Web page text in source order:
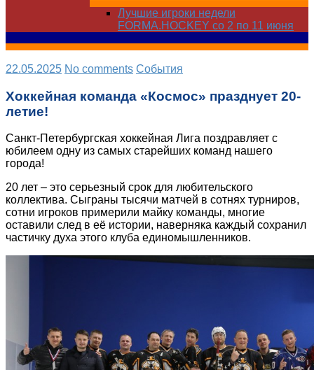
Лучшие игроки недели
FORMA.HOCKEY со 2 по 11 июня
22.05.2025 No comments Cобытия
Хоккейная команда «Космос» празднует 20-
летие!
Санкт-Петербургская хоккейная Лига поздравляет с
юбилеем одну из самых старейших команд нашего
города!
20 лет – это серьезный срок для любительского
коллектива. Сыграны тысячи матчей в сотнях турниров,
сотни игроков примерили майку команды, многие
оставили след в её истории, наверняка каждый сохранил
частичку духа этого клуба единомышленников.